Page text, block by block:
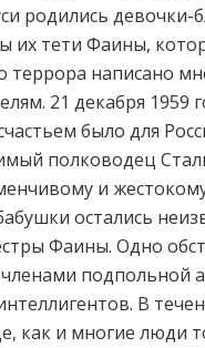
родились девочки-
их тети Фаины,
террора написано
21 декабря
было для
полководец
и
остались
Фаины. Одно
подпольной
В
как и многие люди